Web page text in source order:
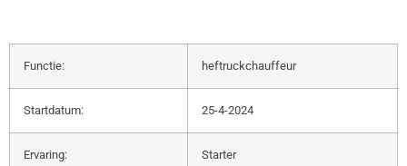
Functie: heftruckchauffeur
Startdatum: 25-4-2024
Ervaring: Starter